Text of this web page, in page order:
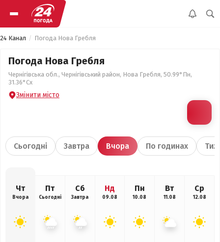
24 Канал Погода Нова Гребля
Погода Нова Гребля
Чернігівська обл., Чернігівський район, Нова Гребля, 50.99°Пн,
31.36°Сх
Змінити місто
Сьогодні Завтра Вчора По годинах
Чт
Вчора
Пт
Сьогодні
Сб
Завтра
Нд
09.08
Пн
10.08
Вт
11.08
Ср
12.08